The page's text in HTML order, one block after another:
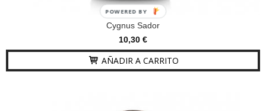
Cygnus Sador
10,30 €
AÑADIR A CARRITO
POWERED BY